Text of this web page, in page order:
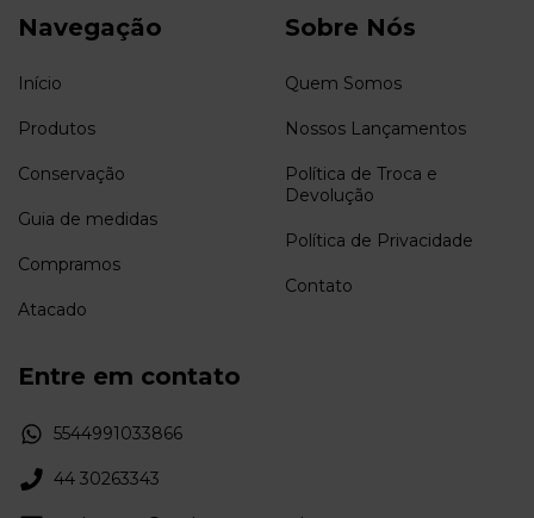
Navegação
Início
Produtos
Conservação
Guia de medidas
Compramos
Atacado
Sobre Nós
Quem Somos
Nossos Lançamentos
Política de Troca e
Devolução
Política de Privacidade
Contato
Entre em contato
5544991033866
44 30263343